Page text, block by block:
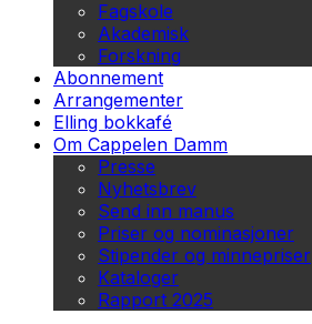
Fagskole
Akademisk
Forskning
Abonnement
Arrangementer
Elling bokkafé
Om Cappelen Damm
Presse
Nyhetsbrev
Send inn manus
Priser og nominasjoner
Stipender og minnepriser
Kataloger
Rapport 2025